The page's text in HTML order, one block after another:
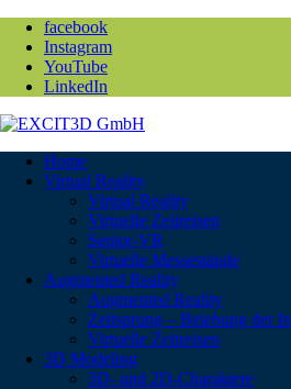
facebook
Instagram
YouTube
LinkedIn
Home
Virtual Reality
Virtual Reality
Virtuelle Zeitreisen
Senior-VR
Virtuelle Messestände
Augmented Reality
Augmented Reality
Zeitsprung – Belebung der
Virtuelle Zeitreisen
3D Modeling
3D- und 2D-Charaktere